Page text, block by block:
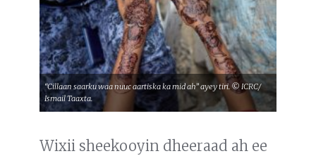
“Cillaan saarku waa nuuc aartiska ka mid ah” ayey tiri. © ICRC/
Ismail Taaxta.
Wixii sheekooyin dheeraad ah ee